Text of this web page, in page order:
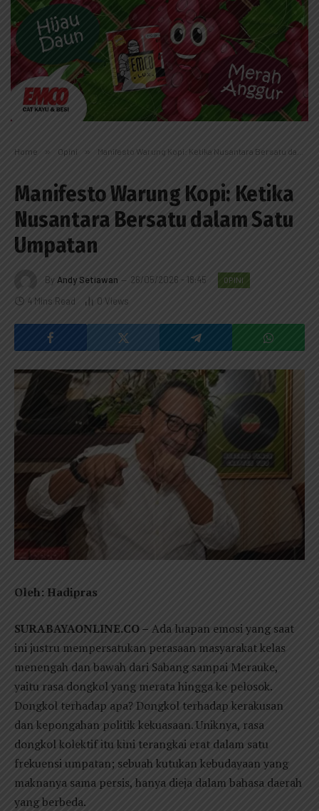
Home » Opini » Manifesto Warung Kopi: Ketika Nusantara Bersatu dalam Satu Umpatan
Manifesto Warung Kopi: Ketika
Nusantara Bersatu dalam Satu
Umpatan
ByAndy Setiawan 26/05/2026 - 18:45 OPINI
4 Mins Read 0 Views
Oleh: Hadipras
SURABAYAONLINE.CO – Ada luapan emosi yang saat
ini justru mempersatukan perasaan masyarakat kelas
menengah dan bawah dari Sabang sampai Merauke,
yaitu rasa dongkol yang merata hingga ke pelosok.
Dongkol terhadap apa? Dongkol terhadap kerakusan
dan kepongahan politik kekuasaan. Uniknya, rasa
dongkol kolektif itu kini terangkai erat dalam satu
frekuensi umpatan; sebuah kutukan kebudayaan yang
maknanya sama persis, hanya dieja dalam bahasa daerah
yang berbeda.